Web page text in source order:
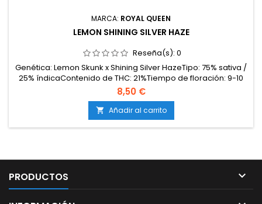
MARCA: ROYAL QUEEN
LEMON SHINING SILVER HAZE
Reseña(s): 0
Genética: Lemon Skunk x Shining Silver HazeTipo: 75% sativa /
25% índicaContenido de THC: 21%Tiempo de floración: 9-10
semanasProducción en interior: 425-475 g/m²Producción en
exterior: hasta 650 g/plantaAltura: 80-130 cm en interior;
hasta 230 cm en exteriorAromas y sabores: Intensos cítricos
(limón, lima), dulces, herbales y...
8,50 €
 Añadir al carrito
PRODUCTOS 